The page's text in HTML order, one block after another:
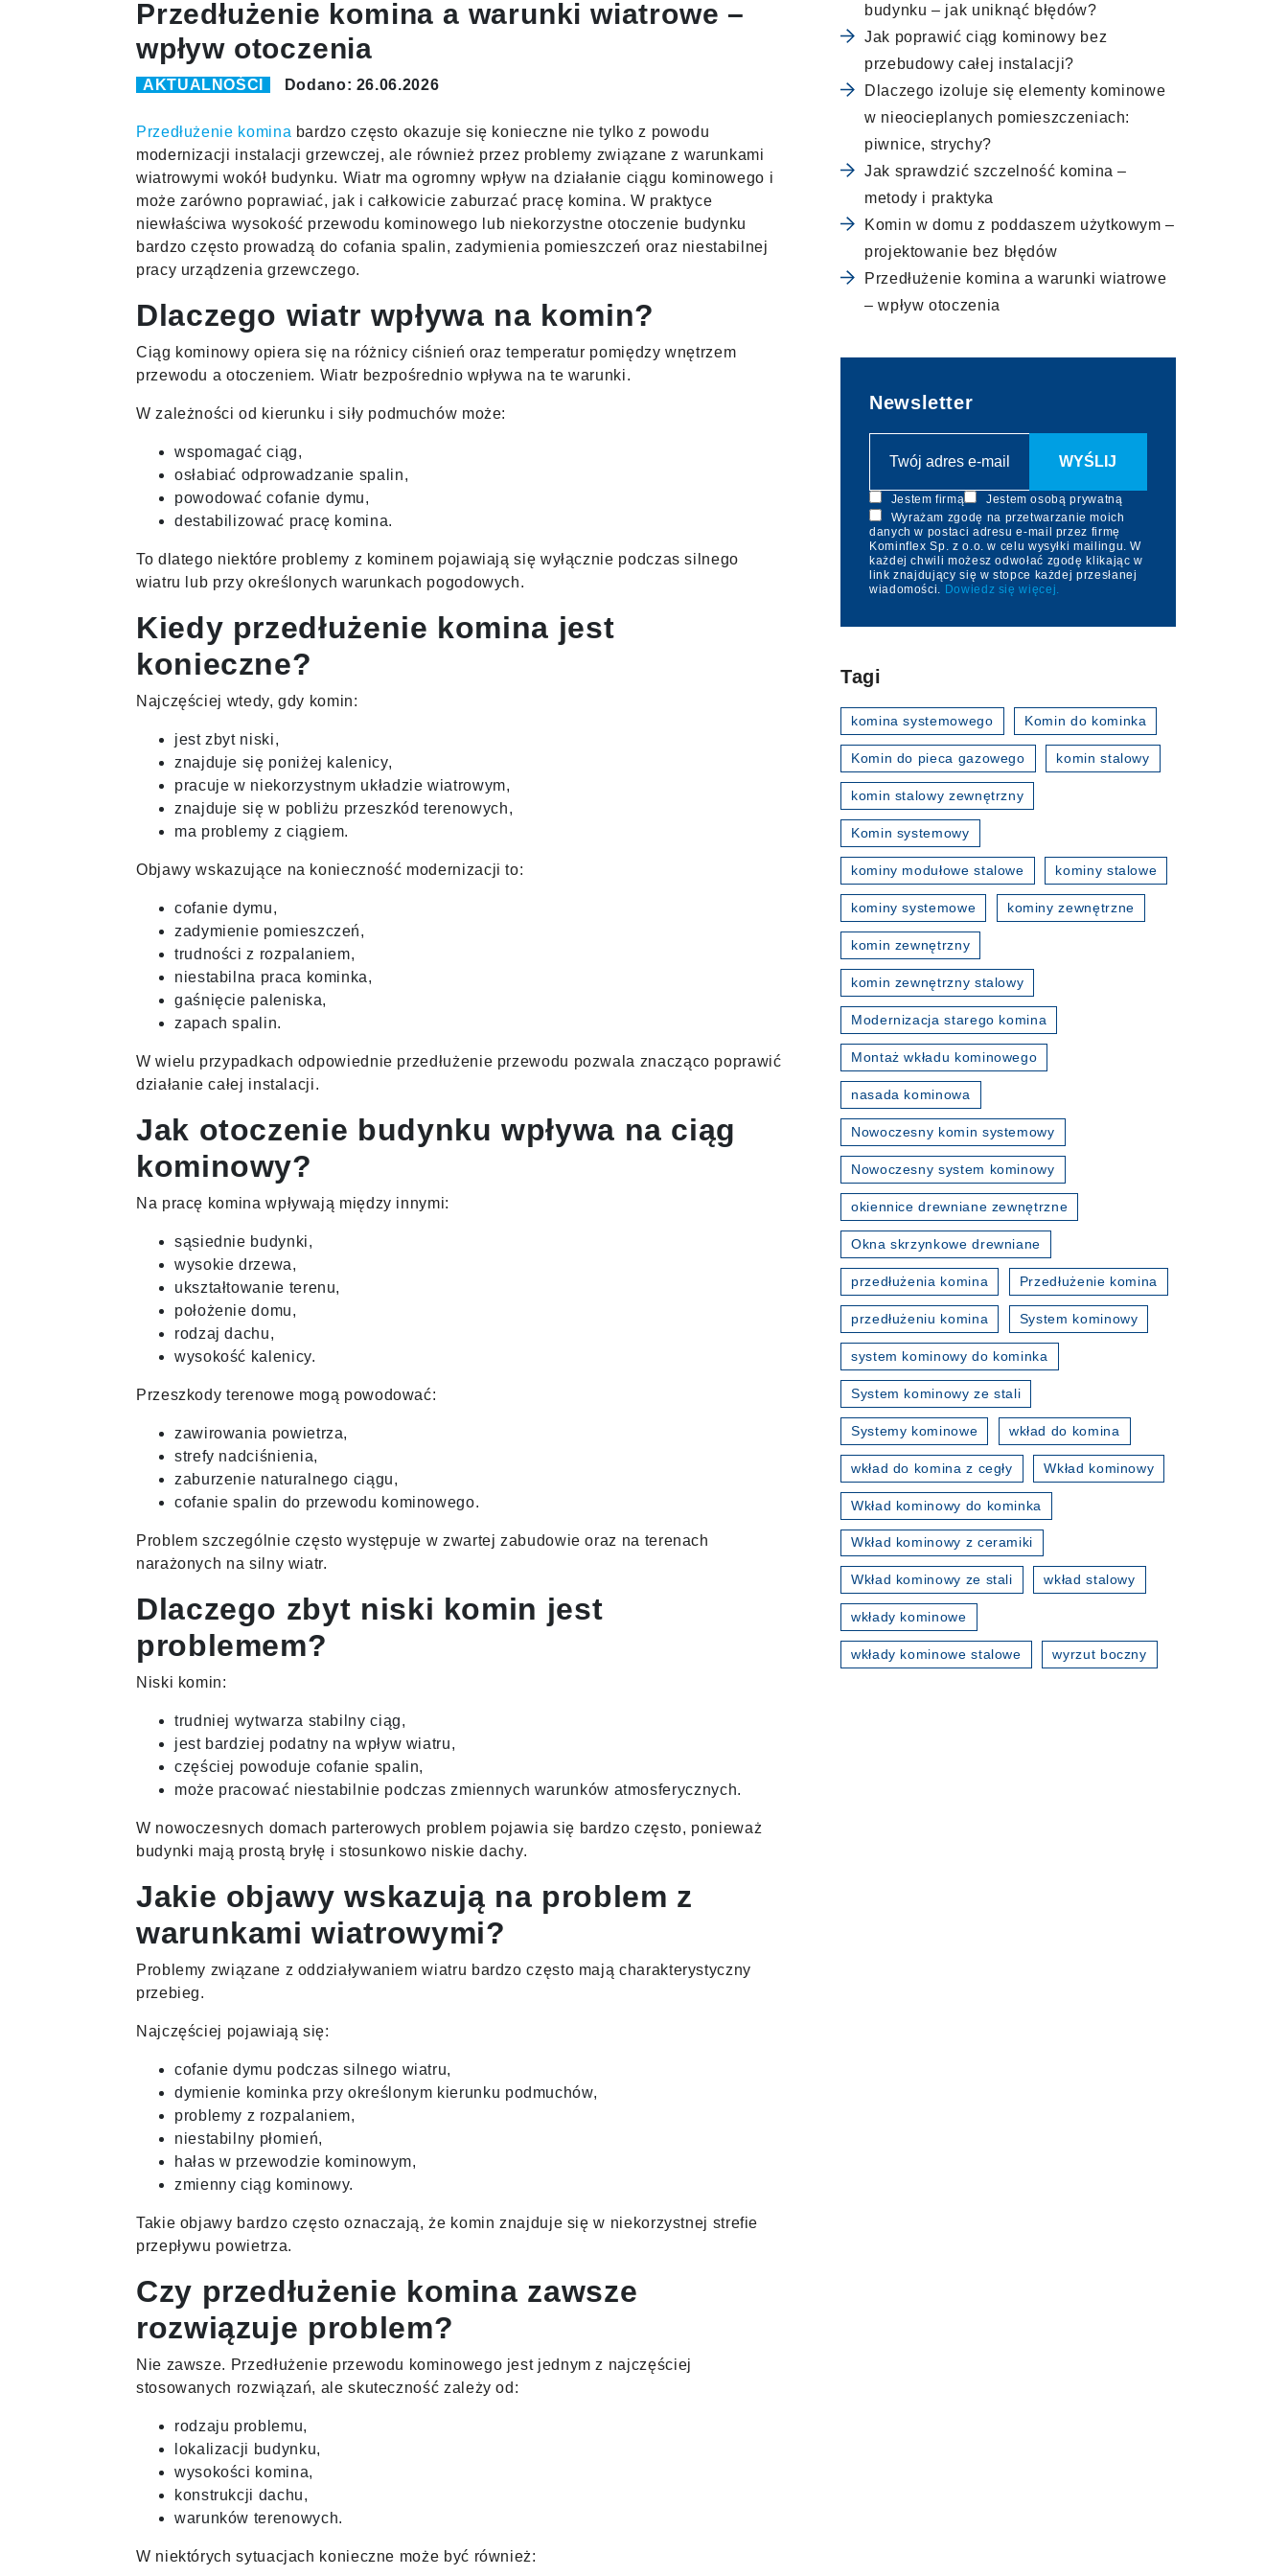
Przedłużenie komina a warunki wiatrowe –
wpływ otoczenia
AKTUALNOŚCI Dodano: 26.06.2026
Przedłużenie komina bardzo często okazuje się konieczne nie tylko z powodu
modernizacji instalacji grzewczej, ale również przez problemy związane z warunkami
wiatrowymi wokół budynku. Wiatr ma ogromny wpływ na działanie ciągu kominowego i
może zarówno poprawiać, jak i całkowicie zaburzać pracę komina. W praktyce
niewłaściwa wysokość przewodu kominowego lub niekorzystne otoczenie budynku
bardzo często prowadzą do cofania spalin, zadymienia pomieszczeń oraz niestabilnej
pracy urządzenia grzewczego.
Dlaczego wiatr wpływa na komin?
Ciąg kominowy opiera się na różnicy ciśnień oraz temperatur pomiędzy wnętrzem
przewodu a otoczeniem. Wiatr bezpośrednio wpływa na te warunki.
W zależności od kierunku i siły podmuchów może:
wspomagać ciąg,
osłabiać odprowadzanie spalin,
powodować cofanie dymu,
destabilizować pracę komina.
To dlatego niektóre problemy z kominem pojawiają się wyłącznie podczas silnego
wiatru lub przy określonych warunkach pogodowych.
Kiedy przedłużenie komina jest
konieczne?
Najczęściej wtedy, gdy komin:
jest zbyt niski,
znajduje się poniżej kalenicy,
pracuje w niekorzystnym układzie wiatrowym,
znajduje się w pobliżu przeszkód terenowych,
ma problemy z ciągiem.
Objawy wskazujące na konieczność modernizacji to:
cofanie dymu,
zadymienie pomieszczeń,
trudności z rozpalaniem,
niestabilna praca kominka,
gaśnięcie paleniska,
zapach spalin.
W wielu przypadkach odpowiednie przedłużenie przewodu pozwala znacząco poprawić
działanie całej instalacji.
Jak otoczenie budynku wpływa na ciąg
kominowy?
Na pracę komina wpływają między innymi:
sąsiednie budynki,
wysokie drzewa,
ukształtowanie terenu,
położenie domu,
rodzaj dachu,
wysokość kalenicy.
Przeszkody terenowe mogą powodować:
zawirowania powietrza,
strefy nadciśnienia,
zaburzenie naturalnego ciągu,
cofanie spalin do przewodu kominowego.
Problem szczególnie często występuje w zwartej zabudowie oraz na terenach
narażonych na silny wiatr.
Dlaczego zbyt niski komin jest
problemem?
Niski komin:
trudniej wytwarza stabilny ciąg,
jest bardziej podatny na wpływ wiatru,
częściej powoduje cofanie spalin,
może pracować niestabilnie podczas zmiennych warunków atmosferycznych.
W nowoczesnych domach parterowych problem pojawia się bardzo często, ponieważ
budynki mają prostą bryłę i stosunkowo niskie dachy.
Jakie objawy wskazują na problem z
warunkami wiatrowymi?
Problemy związane z oddziaływaniem wiatru bardzo często mają charakterystyczny
przebieg.
Najczęściej pojawiają się:
cofanie dymu podczas silnego wiatru,
dymienie kominka przy określonym kierunku podmuchów,
problemy z rozpalaniem,
niestabilny płomień,
hałas w przewodzie kominowym,
zmienny ciąg kominowy.
Takie objawy bardzo często oznaczają, że komin znajduje się w niekorzystnej strefie
przepływu powietrza.
Czy przedłużenie komina zawsze
rozwiązuje problem?
Nie zawsze. Przedłużenie przewodu kominowego jest jednym z najczęściej
stosowanych rozwiązań, ale skuteczność zależy od:
rodzaju problemu,
lokalizacji budynku,
wysokości komina,
konstrukcji dachu,
warunków terenowych.
W niektórych sytuacjach konieczne może być również:
budynku – jak uniknąć błędów?
Jak poprawić ciąg kominowy bez
przebudowy całej instalacji?
Dlaczego izoluje się elementy kominowe
w nieocieplanych pomieszczeniach:
piwnice, strychy?
Jak sprawdzić szczelność komina –
metody i praktyka
Komin w domu z poddaszem użytkowym –
projektowanie bez błędów
Przedłużenie komina a warunki wiatrowe
– wpływ otoczenia
Newsletter
Jestem firmą
Jestem osobą prywatną
Wyrażam zgodę na przetwarzanie moich
danych w postaci adresu e-mail przez firmę
Kominflex Sp. z o.o. w celu wysyłki mailingu. W
każdej chwili możesz odwołać zgodę klikając w
link znajdujący się w stopce każdej przesłanej
wiadomości. Dowiedz się więcej.
Tagi
komina systemowego Komin do kominka
Komin do pieca gazowego komin stalowy
komin stalowy zewnętrzny
Komin systemowy
kominy modułowe stalowe kominy stalowe
kominy systemowe kominy zewnętrzne
komin zewnętrzny
komin zewnętrzny stalowy
Modernizacja starego komina
Montaż wkładu kominowego
nasada kominowa
Nowoczesny komin systemowy
Nowoczesny system kominowy
okiennice drewniane zewnętrzne
Okna skrzynkowe drewniane
przedłużenia komina Przedłużenie komina
przedłużeniu komina System kominowy
system kominowy do kominka
System kominowy ze stali
Systemy kominowe wkład do komina
wkład do komina z cegły Wkład kominowy
Wkład kominowy do kominka
Wkład kominowy z ceramiki
Wkład kominowy ze stali wkład stalowy
wkłady kominowe
wkłady kominowe stalowe wyrzut boczny